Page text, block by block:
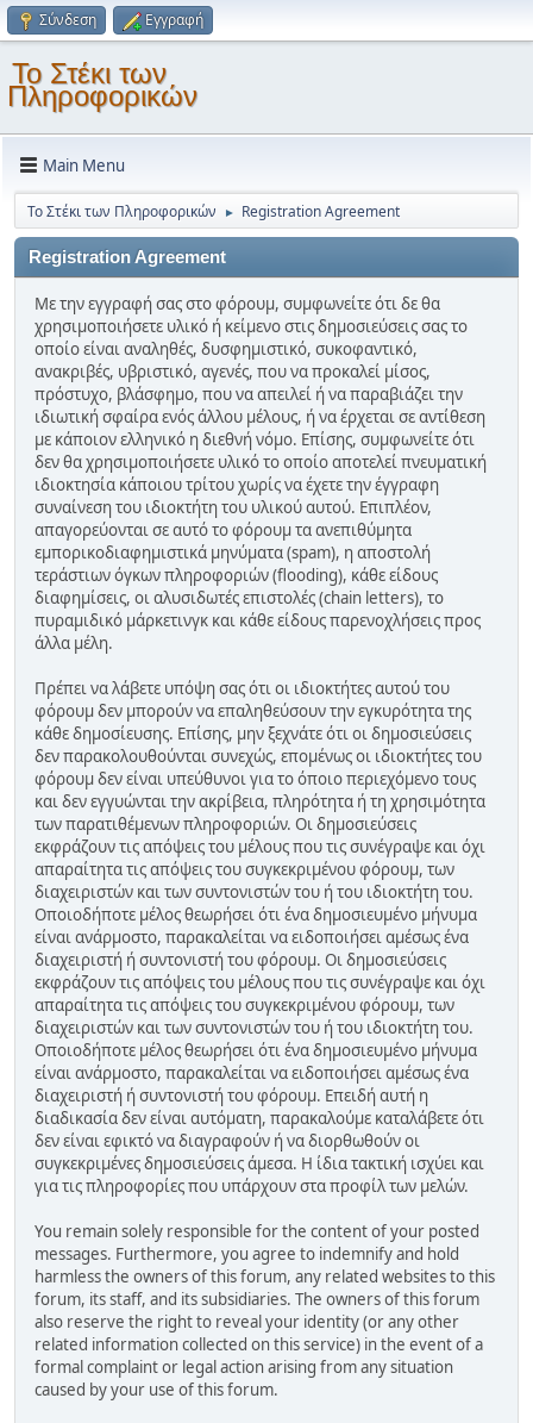
Σύνδεση Εγγραφή
Το Στέκι των
Πληροφορικών
Main Menu
Το Στέκι των Πληροφορικών ► Registration Agreement
Registration Agreement
Με την εγγραφή σας στο φόρουμ, συμφωνείτε ότι δε θα
χρησιμοποιήσετε υλικό ή κείμενο στις δημοσιεύσεις σας το
οποίο είναι αναληθές, δυσφημιστικό, συκοφαντικό,
ανακριβές, υβριστικό, αγενές, που να προκαλεί μίσος,
πρόστυχο, βλάσφημο, που να απειλεί ή να παραβιάζει την
ιδιωτική σφαίρα ενός άλλου μέλους, ή να έρχεται σε αντίθεση
με κάποιον ελληνικό η διεθνή νόμο. Επίσης, συμφωνείτε ότι
δεν θα χρησιμοποιήσετε υλικό το οποίο αποτελεί πνευματική
ιδιοκτησία κάποιου τρίτου χωρίς να έχετε την έγγραφη
συναίνεση του ιδιοκτήτη του υλικού αυτού. Επιπλέον,
απαγορεύονται σε αυτό το φόρουμ τα ανεπιθύμητα
εμπορικοδιαφημιστικά μηνύματα (spam), η αποστολή
τεράστιων όγκων πληροφοριών (flooding), κάθε είδους
διαφημίσεις, οι αλυσιδωτές επιστολές (chain letters), το
πυραμιδικό μάρκετινγκ και κάθε είδους παρενοχλήσεις προς
άλλα μέλη.
Πρέπει να λάβετε υπόψη σας ότι οι ιδιοκτήτες αυτού του
φόρουμ δεν μπορούν να επαληθεύσουν την εγκυρότητα της
κάθε δημοσίευσης. Επίσης, μην ξεχνάτε ότι οι δημοσιεύσεις
δεν παρακολουθούνται συνεχώς, επομένως οι ιδιοκτήτες του
φόρουμ δεν είναι υπεύθυνοι για το όποιο περιεχόμενο τους
και δεν εγγυώνται την ακρίβεια, πληρότητα ή τη χρησιμότητα
των παρατιθέμενων πληροφοριών. Οι δημοσιεύσεις
εκφράζουν τις απόψεις του μέλους που τις συνέγραψε και όχι
απαραίτητα τις απόψεις του συγκεκριμένου φόρουμ, των
διαχειριστών και των συντονιστών του ή του ιδιοκτήτη του.
Οποιοδήποτε μέλος θεωρήσει ότι ένα δημοσιευμένο μήνυμα
είναι ανάρμοστο, παρακαλείται να ειδοποιήσει αμέσως ένα
διαχειριστή ή συντονιστή του φόρουμ. Οι δημοσιεύσεις
εκφράζουν τις απόψεις του μέλους που τις συνέγραψε και όχι
απαραίτητα τις απόψεις του συγκεκριμένου φόρουμ, των
διαχειριστών και των συντονιστών του ή του ιδιοκτήτη του.
Οποιοδήποτε μέλος θεωρήσει ότι ένα δημοσιευμένο μήνυμα
είναι ανάρμοστο, παρακαλείται να ειδοποιήσει αμέσως ένα
διαχειριστή ή συντονιστή του φόρουμ. Επειδή αυτή η
διαδικασία δεν είναι αυτόματη, παρακαλούμε καταλάβετε ότι
δεν είναι εφικτό να διαγραφούν ή να διορθωθούν οι
συγκεκριμένες δημοσιεύσεις άμεσα. Η ίδια τακτική ισχύει και
για τις πληροφορίες που υπάρχουν στα προφίλ των μελών.
You remain solely responsible for the content of your posted
messages. Furthermore, you agree to indemnify and hold
harmless the owners of this forum, any related websites to this
forum, its staff, and its subsidiaries. The owners of this forum
also reserve the right to reveal your identity (or any other
related information collected on this service) in the event of a
formal complaint or legal action arising from any situation
caused by your use of this forum.